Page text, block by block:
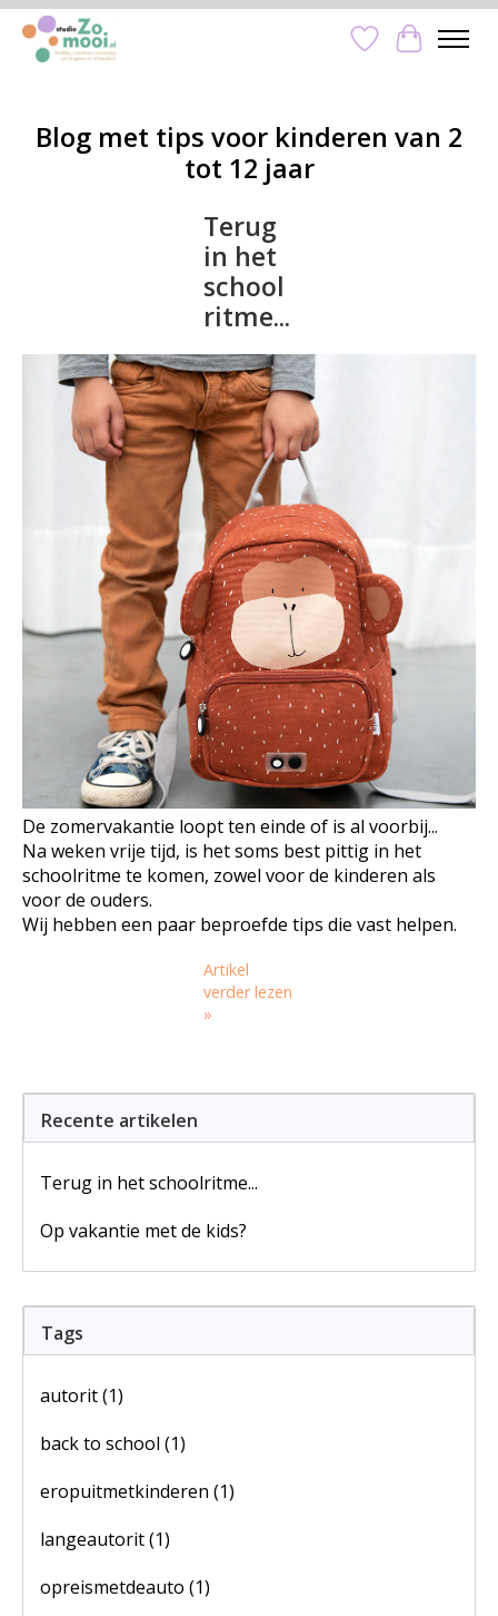
Verlanglijst
Blog met tips voor kinderen van 2
tot 12 jaar
Terug
in het
school
ritme...
De zomervakantie loopt ten einde of is al voorbij...
Na weken vrije tijd, is het soms best pittig in het
schoolritme te komen, zowel voor de kinderen als
voor de ouders.
Wij hebben een paar beproefde tips die vast helpen.
Artikel
verder lezen
»
Recente artikelen
Terug in het schoolritme...
Op vakantie met de kids?
Tags
autorit(1)
back to school (1)
eropuitmetkinderen (1)
langeautorit(1)
opreismetdeauto (1)